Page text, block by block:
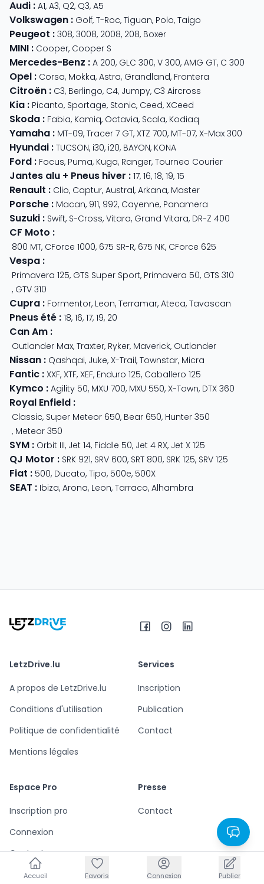
Audi : A1, A3, Q2, Q3, A5
Volkswagen : Golf, T-Roc, Tiguan, Polo, Taigo
Peugeot : 308, 3008, 2008, 208, Boxer
MINI : Cooper, Cooper S
Mercedes-Benz : A 200, GLC 300, V 300, AMG GT, C 300
Opel : Corsa, Mokka, Astra, Grandland, Frontera
Citroën : C3, Berlingo, C4, Jumpy, C3 Aircross
Kia : Picanto, Sportage, Stonic, Ceed, XCeed
Skoda : Fabia, Kamiq, Octavia, Scala, Kodiaq
Yamaha : MT-09, Tracer 7 GT, XTZ 700, MT-07, X-Max 300
Hyundai : TUCSON, i30, i20, BAYON, KONA
Ford : Focus, Puma, Kuga, Ranger, Tourneo Courier
Jantes alu + Pneus hiver : 17, 16, 18, 19, 15
Renault : Clio, Captur, Austral, Arkana, Master
Porsche : Macan, 911, 992, Cayenne, Panamera
Suzuki : Swift, S-Cross, Vitara, Grand Vitara, DR-Z 400
CF Moto :
800 MT, CForce 1000, 675 SR-R, 675 NK, CForce 625
Vespa :
Primavera 125, GTS Super Sport, Primavera 50, GTS 310
, GTV 310
Cupra : Formentor, Leon, Terramar, Ateca, Tavascan
Pneus été : 18, 16, 17, 19, 20
Can Am :
Outlander Max, Traxter, Ryker, Maverick, Outlander
Nissan : Qashqai, Juke, X-Trail, Townstar, Micra
Fantic : XXF, XTF, XEF, Enduro 125, Caballero 125
Kymco : Agility 50, MXU 700, MXU 550, X-Town, DTX 360
Royal Enfield :
Classic, Super Meteor 650, Bear 650, Hunter 350
, Meteor 350
SYM : Orbit III, Jet 14, Fiddle 50, Jet 4 RX, Jet X 125
QJ Motor : SRK 921, SRV 600, SRT 800, SRK 125, SRV 125
Fiat : 500, Ducato, Tipo, 500e, 500X
SEAT : Ibiza, Arona, Leon, Tarraco, Alhambra
Accueil Favoris Connexion Publier
Accueil Favoris Connexion Publier
LetzDrive.lu
A propos de LetzDrive.lu
Conditions d'utilisation
Politique de confidentialité
Mentions légales
Services
Inscription
Publication
Contact
Espace Pro
Inscription pro
Connexion
Contact pro
Presse
Contact